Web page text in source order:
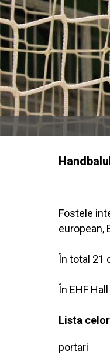
Fostele
european,
În total 21
În EHF
Lista
portari